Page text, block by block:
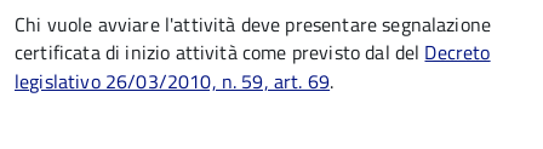
Chi vuole avviare l'attività deve presentare segnalazione
certificata di inizio attività come previsto dal del Decreto
legislativo 26/03/2010, n. 59, art. 69.